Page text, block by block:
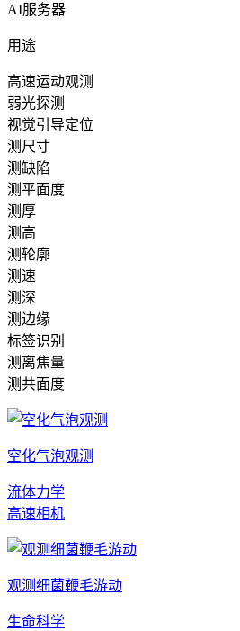
AI服务器
用途
高速运动观测
弱光探测
视觉引导定位
测尺寸
测缺陷
测平面度
测厚
测高
测轮廓
测速
测深
测边缘
标签识别
测离焦量
测共面度
空化气泡观测
流体力学
高速相机
观测细菌鞭毛游动
生命科学